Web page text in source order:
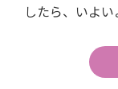
したら、いよい